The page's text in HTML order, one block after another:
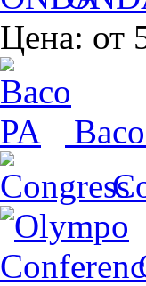
Цена: от